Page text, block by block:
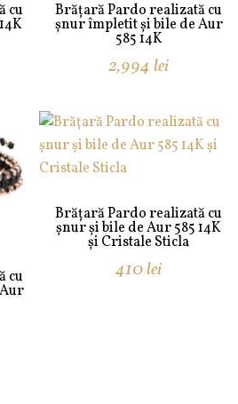
cu Brățară Pardo realizată cu
șnur împletit și bile de Aur
585 14K
2,994 lei
cu
Brățară Pardo realizată cu
șnur și bile de Aur 585 14K
și Cristale Sticla
410lei